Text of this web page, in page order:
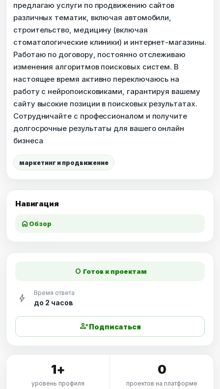
Навигация
home Обзор
предлагаю услуги по продвижению сайтов
различных тематик, включая автомобили,
строительство, медицину (включая
стоматологические клиники) и интернет-магазины.
Работаю по договору, постоянно отслеживаю
изменения алгоритмов поисковых систем. В
настоящее время активно переключаюсь на
работу с нейропоисковиками, гарантируя вашему
сайту высокие позиции в поисковых результатах.
Сотрудничайте с профессионалом и получите
долгосрочные результаты для вашего онлайн
бизнеса
маркетинг и продвижение
fiber_manual_record Готов к проектам
bolt Время ответа
до 2 часов
person_addПодписаться
1+
уровень профиля
0
проектов на платформе